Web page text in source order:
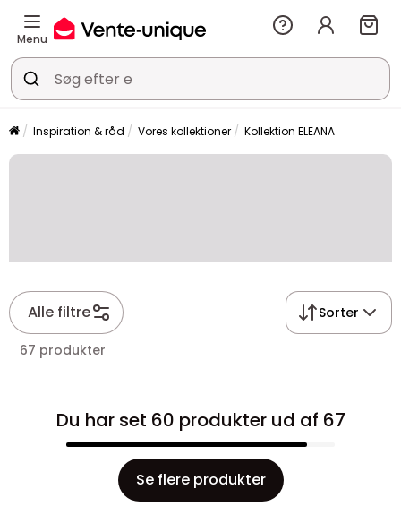
Menu
Inspiration & råd Vores kollektioner Kollektion ELEANA
Alle filtre Sorter
67 produkter
Du har set 60 produkter ud af 67
Se flere produkter